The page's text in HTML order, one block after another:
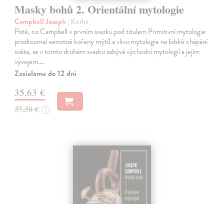
Masky bohů 2. Orientální mytologie
Campbell Joseph | Kniha
Poté, co Campbell v prvním svazku pod titulem Primitivní mytologie
prozkoumal samotné kořeny mýtů a vlivu mytologie na lidské chápání
světa, se v tomto druhém svazku zabývá východní mytologií a jejím
vývojem.…
Zasielame do 12 dní
35,63 €
37,50 € ?